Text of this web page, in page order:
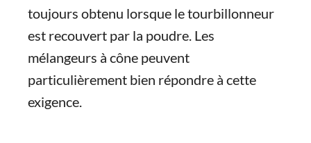
toujours obtenu lorsque le tourbillonneur
est recouvert par la poudre. Les
mélangeurs à cône peuvent
particulièrement bien répondre à cette
exigence.